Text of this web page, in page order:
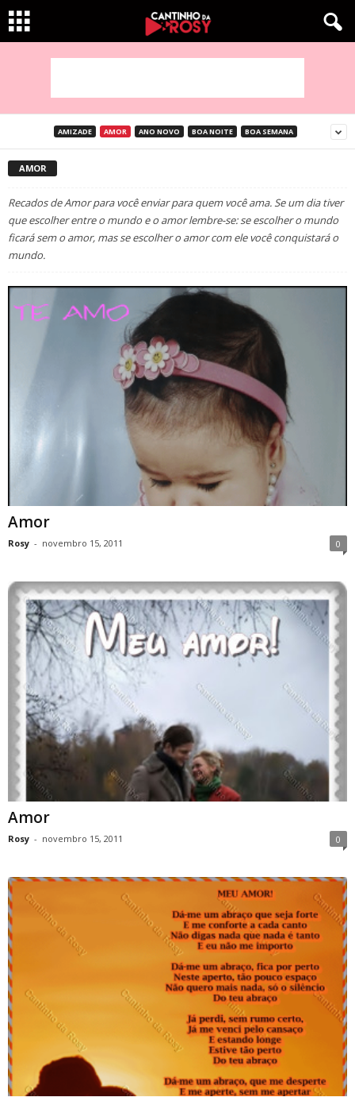
AMIZADE AMOR ANO NOVO BOA NOITE BOA SEMANA
AMOR
Recados de Amor para você enviar para quem você ama. Se um dia tiver
que escolher entre o mundo e o amor lembre-se: se escolher o mundo
ficará sem o amor, mas se escolher o amor com ele você conquistará o
mundo.
Amor
Rosy - novembro 15, 2011 0
Amor
Rosy - novembro 15, 2011 0